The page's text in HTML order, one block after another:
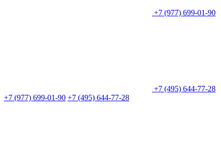
+7 (977) 699-01-90
+7 (495) 644-77-28
+7 (977) 699-01-90 +7 (495) 644-77-28